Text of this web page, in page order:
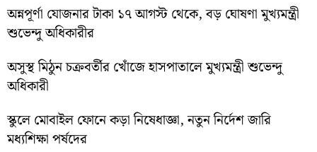
অন্নপূর্ণা যোজনার টাকা ১৭ আগস্ট থেকে, বড় ঘোষণা মুখ্যমন্ত্রী
শুভেন্দু অধিকারীর
অসুস্থ মিঠুন চক্রবর্তীর খোঁজে হাসপাতালে মুখ্যমন্ত্রী শুভেন্দু
অধিকারী
স্কুলে মোবাইল ফোনে কড়া নিষেধাজ্ঞা, নতুন নির্দেশ জারি
মধ্যশিক্ষা পর্ষদের